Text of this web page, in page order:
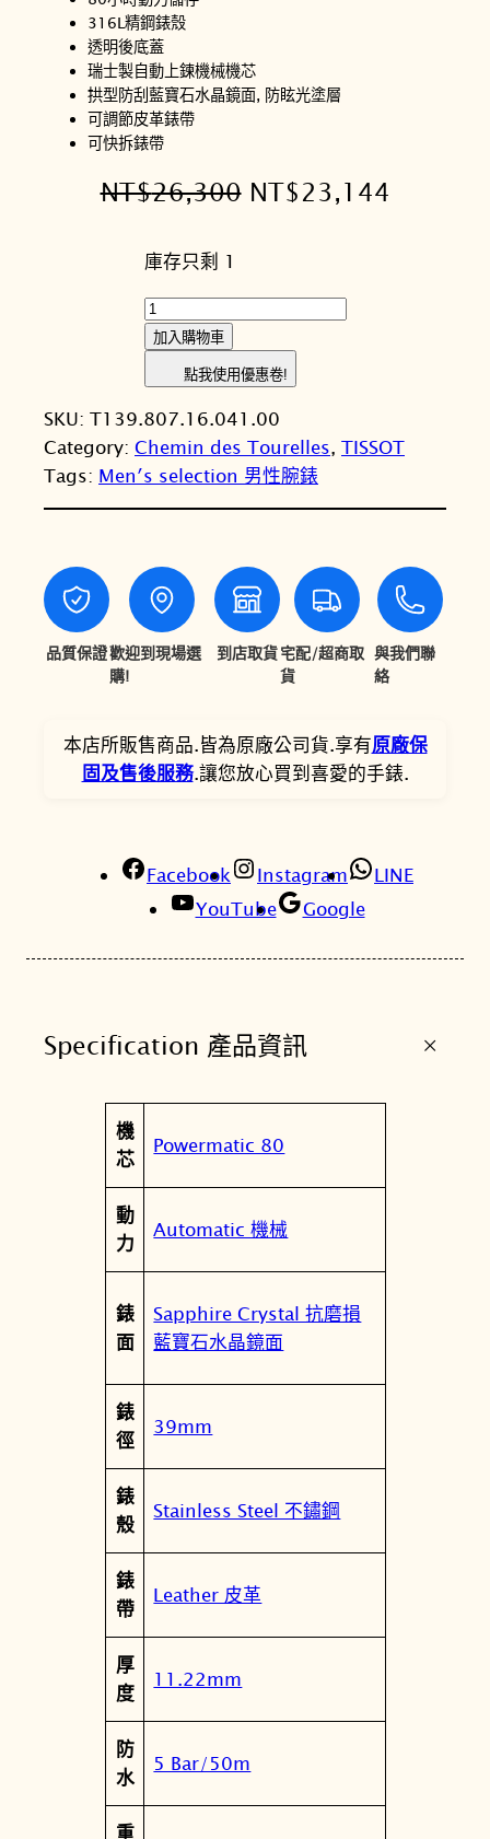
316L精鋼錶殼
透明後底蓋
瑞士製自動上鍊機械機芯
拱型防刮藍寶石水晶鏡面, 防眩光塗層
可調節皮革錶帶
可快拆錶帶
NT$26,300 原
格
：
N
T
$
,
3
0
NT$23,144
$
,
1
4
4
。
庫存只剩 1
T
S
O
T
天
梭
h
e
m
i
e
s
T
r
e
l
P
w
m
i
8
0
3
9
m
杜
爾
廣
款
藍
機
械
T
加入購物車
點我使用優惠卷!
SKU: T139.807.16.041.00
Category: Chemin des Tourelles, TISSOT
Tags: Men′s selection 男性腕錶
品質保證歡迎到現場選
購!
到店取貨宅配/超商取
貨
與我們聯
絡
本店所販售商品.皆為原廠公司貨.享有原廠保
固及售後服務.讓您放心買到喜愛的手錶.
Facebook Instagram
LINE
YouTube
Google
Specification 產品資訊 +
屬
性
值
機
芯
Powermatic 80
動
力
Automatic 機械
錶
面
Sapphire Crystal 抗磨損
藍寶石水晶鏡面
錶
徑
39mm
錶
殼
Stainless Steel 不鏽鋼
錶
帶
Leather 皮革
厚
度
11.22mm
防
水
5 Bar/50m
重